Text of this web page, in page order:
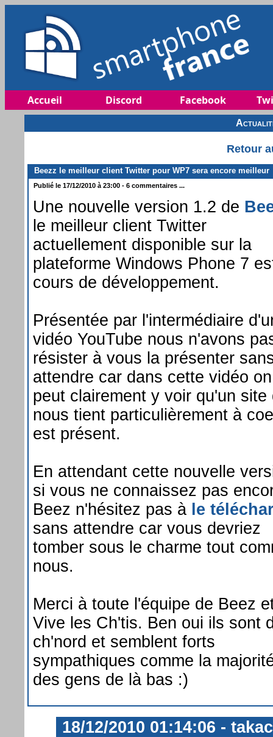
Accueil Discord Facebook
Retour
Beezz le meilleur client Twitter pour WP7 sera encore meilleur
Publié le 17/12/2010 à 23:00 - 6 commentaires ...
Une nouvelle version 1.2 de
le meilleur client Twitter
actuellement disponible sur la
plateforme Windows Phone 7
cours de développement.
Présentée par l'intermédiaire
vidéo YouTube nous n'avons
résister à vous la présenter
attendre car dans cette vidéo on
peut clairement y voir qu'un site
nous tient particulièrement à
est présent.
En attendant cette nouvelle
si vous ne connaissez pas
Beez n'hésitez pas à le
sans attendre car vous devriez
tomber sous le charme tout
nous.
Merci à toute l'équipe de Beez
Vive les Ch'tis. Ben oui ils sont
ch'nord et semblent forts
sympathiques comme la
des gens de là bas :)
18/12/2010 01:14:06 -